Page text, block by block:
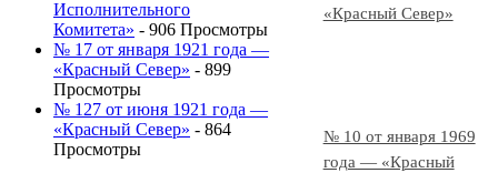
«Красный Север»
№ 10 от января 1969
года — «Красный
Исполнительного
Комитета» - 906 Просмотры
№ 17 от января 1921 года —
«Красный Север» - 899
Просмотры
№ 127 от июня 1921 года —
«Красный Север» - 864
Просмотры